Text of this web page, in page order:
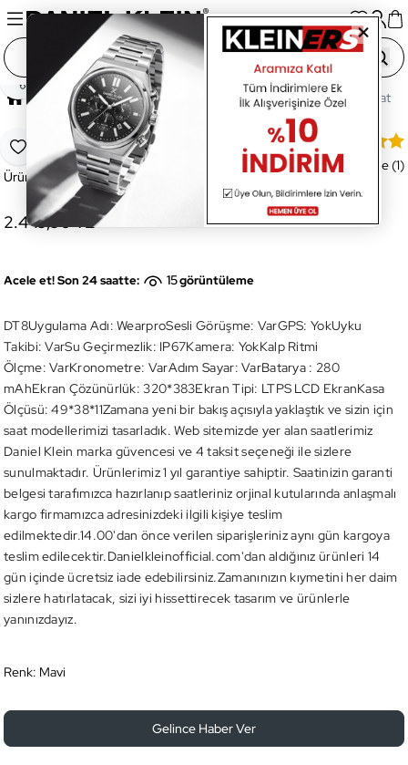
Ana Sayfa Saatler Akıllı Saatler Unisex Akıllı Saat
Favoriye Ekle
Paylaş
DT8ULTRA-08 Akıllı Kol Saati
Ürün Kodu:DT8ULTRA-08
Değerlendirme (1)
2.449,90 TL
Acele et! Son 24 saatte: 15görüntüleme
DT8Uygulama Adı: WearproSesli Görüşme: VarGPS: YokUyku
Takibi: VarSu Geçirmezlik: IP67Kamera: YokKalp Ritmi
Ölçme: VarKronometre: VarAdım Sayar: VarBatarya : 280
mAhEkran Çözünürlük: 320*383Ekran Tipi: LTPS LCD EkranKasa
Ölçüsü: 49*38*11Zamana yeni bir bakış açısıyla yaklaştık ve sizin için
saat modellerimizi tasarladık. Web sitemizde yer alan saatlerimiz
Daniel Klein marka güvencesi ve 4 taksit seçeneği ile sizlere
sunulmaktadır. Ürünlerimiz 1 yıl garantiye sahiptir. Saatinizin garanti
belgesi tarafımızca hazırlanıp saatleriniz orjinal kutularında anlaşmalı
kargo firmamızca adresinizdeki ilgili kişiye teslim
edilmektedir.14.00'dan önce verilen siparişleriniz aynı gün kargoya
teslim edilecektir.Danielkleinofficial.com'dan aldığınız ürünleri 14
gün içinde ücretsiz iade edebilirsiniz.Zamanınızın kıymetini her daim
sizlere hatırlatacak, sizi iyi hissettirecek tasarım ve ürünlerle
yanınızdayız.
Renk: Mavi
Gelince Haber Ver